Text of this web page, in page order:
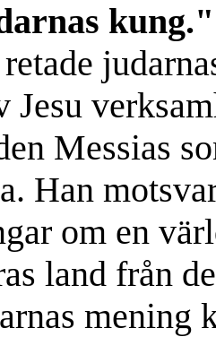
kung."
Jesu
Messias
Han
om en
land från
mening